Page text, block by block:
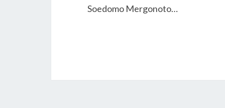
Soedomo Mergonoto…